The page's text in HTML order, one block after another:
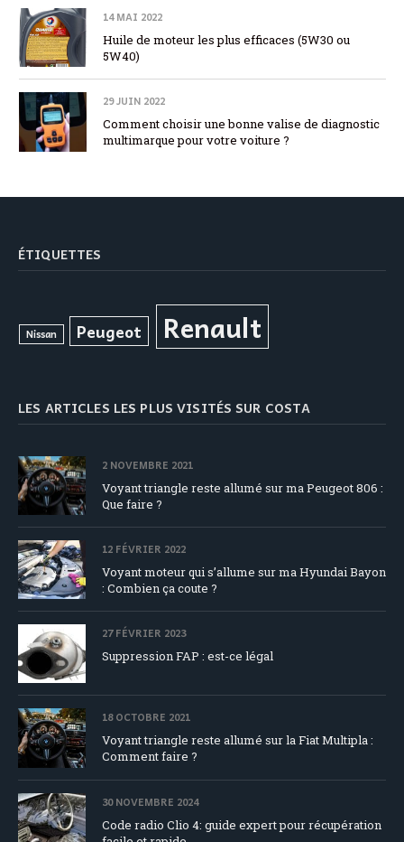
14 MAI 2022
Huile de moteur les plus efficaces (5W30 ou
5W40)
29 JUIN 2022
Comment choisir une bonne valise de diagnostic
multimarque pour votre voiture ?
ÉTIQUETTES
Nissan Peugeot Renault
LES ARTICLES LES PLUS VISITÉS SUR COSTA
2 NOVEMBRE 2021
Voyant triangle reste allumé sur ma Peugeot 806 :
Que faire ?
12 FÉVRIER 2022
Voyant moteur qui s’allume sur ma Hyundai Bayon
: Combien ça coute ?
27 FÉVRIER 2023
Suppression FAP : est-ce légal
18 OCTOBRE 2021
Voyant triangle reste allumé sur la Fiat Multipla :
Comment faire ?
30 NOVEMBRE 2024
Code radio Clio 4: guide expert pour récupération